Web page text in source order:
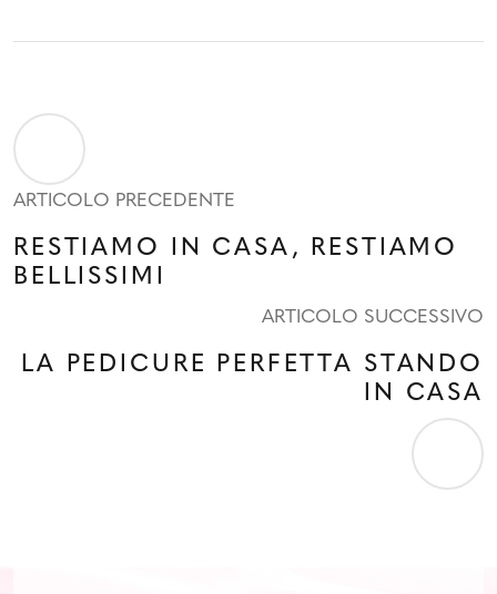
ARTICOLO PRECEDENTE
RESTIAMO IN CASA, RESTIAMO
BELLISSIMI
ARTICOLO SUCCESSIVO
LA PEDICURE PERFETTA STANDO
IN CASA